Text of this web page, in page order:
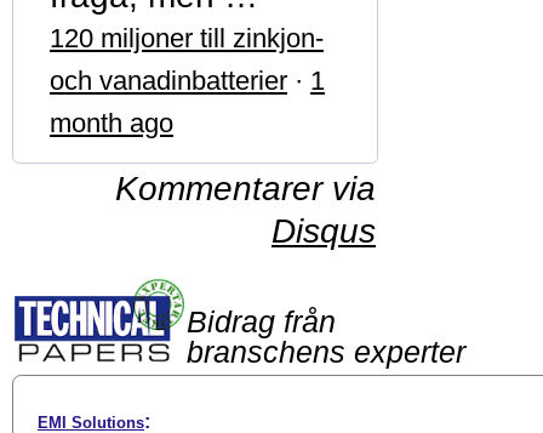
120 miljoner till zinkjon-
och vanadinbatterier · 1
month ago
Kommentarer via
Disqus
Bidrag från
branschens experter
EMI Solutions: